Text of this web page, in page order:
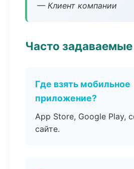
— Клиент компании
Часто
Где взять мобильное
приложение?
App Store, Google Play,
сайте.